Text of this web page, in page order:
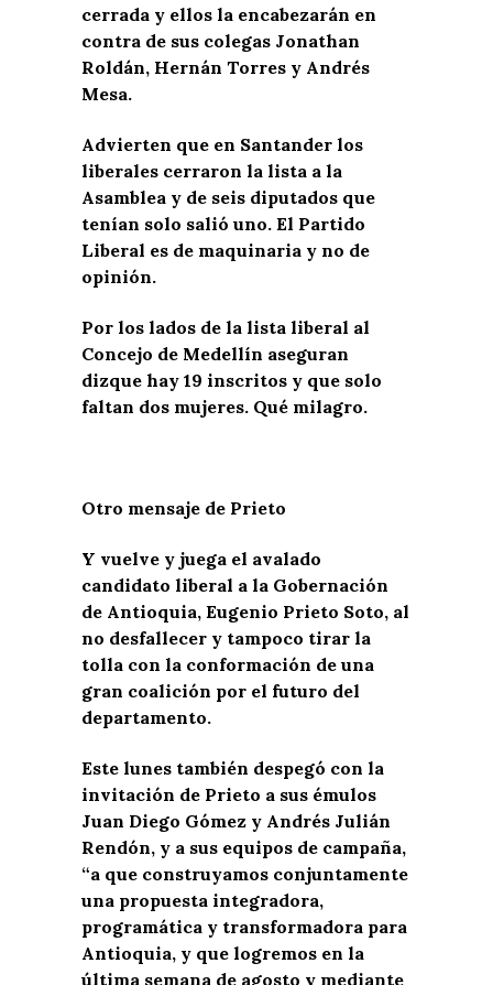
cerrada y ellos la encabezarán en
contra de sus colegas Jonathan
Roldán, Hernán Torres y Andrés
Mesa.
Advierten que en Santander los
liberales cerraron la lista a la
Asamblea y de seis diputados que
tenían solo salió uno. El Partido
Liberal es de maquinaria y no de
opinión.
Por los lados de la lista liberal al
Concejo de Medellín aseguran
dizque hay 19 inscritos y que solo
faltan dos mujeres. Qué milagro.
Otro mensaje de Prieto
Y vuelve y juega el avalado
candidato liberal a la Gobernación
de Antioquia, Eugenio Prieto Soto, al
no desfallecer y tampoco tirar la
tolla con la conformación de una
gran coalición por el futuro del
departamento.
Este lunes también despegó con la
invitación de Prieto a sus émulos
Juan Diego Gómez y Andrés Julián
Rendón, y a sus equipos de campaña,
“a que construyamos conjuntamente
una propuesta integradora,
programática y transformadora para
Antioquia, y que logremos en la
última semana de agosto y mediante